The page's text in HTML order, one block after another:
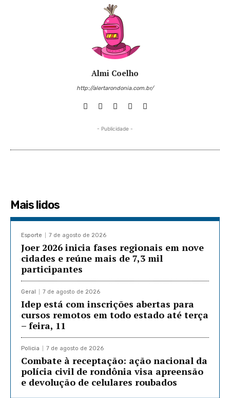
Almi Coelho
http://alertarondonia.com.br/
- Publicidade -
Mais lidos
Esporte 7 de agosto de 2026
Joer 2026 inicia fases regionais em nove
cidades e reúne mais de 7,3 mil
participantes
Geral 7 de agosto de 2026
Idep está com inscrições abertas para
cursos remotos em todo estado até terça
– feira, 11
Policia 7 de agosto de 2026
Combate à receptação: ação nacional da
polícia civil de rondônia visa apreensão
e devolução de celulares roubados